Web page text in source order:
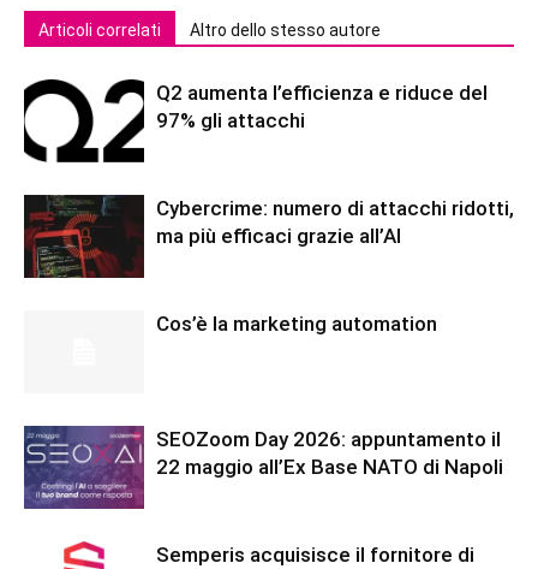
Articoli correlati Altro dello stesso autore
Q2 aumenta l’efficienza e riduce del
97% gli attacchi
Cybercrime: numero di attacchi ridotti,
ma più efficaci grazie all’AI
Cos’è la marketing automation
SEOZoom Day 2026: appuntamento il
22 maggio all’Ex Base NATO di Napoli
Semperis acquisisce il fornitore di